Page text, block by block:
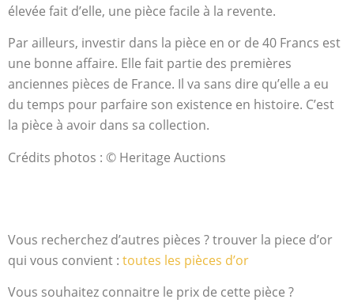
élevée fait d’elle, une pièce facile à la revente.
Par ailleurs, investir dans la pièce en or de 40 Francs est
une bonne affaire. Elle fait partie des premières
anciennes pièces de France. Il va sans dire qu’elle a eu
du temps pour parfaire son existence en histoire. C’est
la pièce à avoir dans sa collection.
Crédits photos : © Heritage Auctions
Vous recherchez d’autres pièces ? trouver la piece d’or
qui vous convient : toutes les pièces d’or
Vous souhaitez connaitre le prix de cette pièce ?